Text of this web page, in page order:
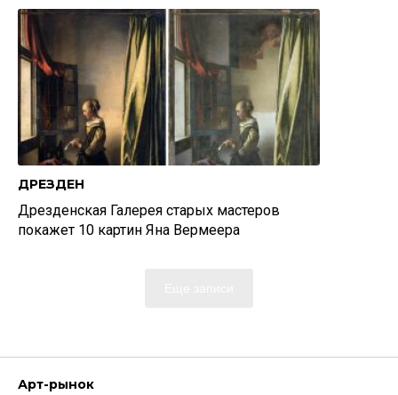
ДРЕЗДЕН
Дрезденская Галерея старых мастеров
покажет 10 картин Яна Вермеера
Арт-рынок